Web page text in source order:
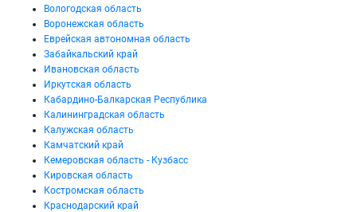
Вологодская область
Воронежская область
Еврейская автономная область
Забайкальский край
Ивановская область
Иркутская область
Кабардино-Балкарская Республика
Калининградская область
Калужская область
Камчатский край
Кемеровская область - Кузбасс
Кировская область
Костромская область
Краснодарский край